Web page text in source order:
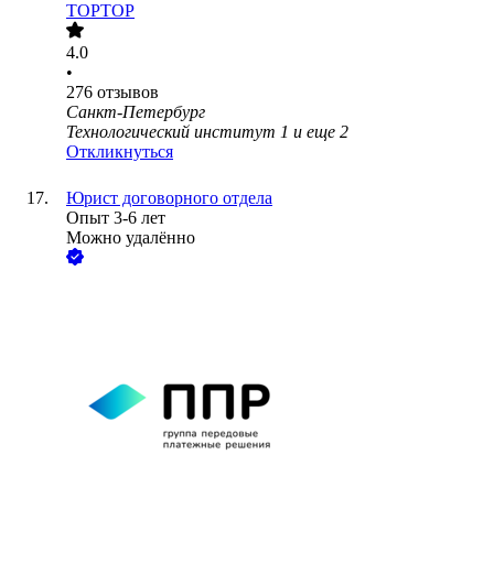
TOPTOP
4.0
•
276 отзывов
Санкт-Петербург
Технологический институт 1 и еще 2
Откликнуться
Юрист договорного отдела
Опыт 3-6 лет
Можно удалённо